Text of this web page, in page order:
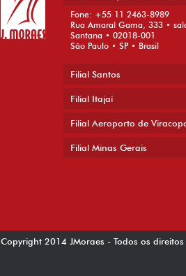
Fone: +55 11 2463-8989
Rua Amaral Gama, 333 •
Santana • 02018-001
São Paulo • SP • Brasil
Filial Santos
Filial Itajaí
Filial Aeroporto de
Filial Minas Gerais
Copyright 2014 JMoraes - Todos os direitos